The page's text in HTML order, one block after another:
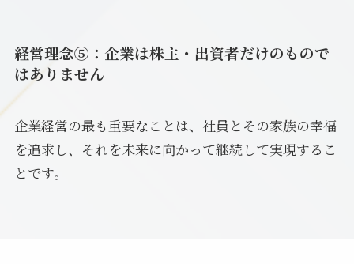
経営理念⑤：企業は株主・出資者だけのもので
はありません
企業経営の最も重要なことは、社員とその家族の幸福
を追求し、それを未来に向かって継続して実現するこ
とです。